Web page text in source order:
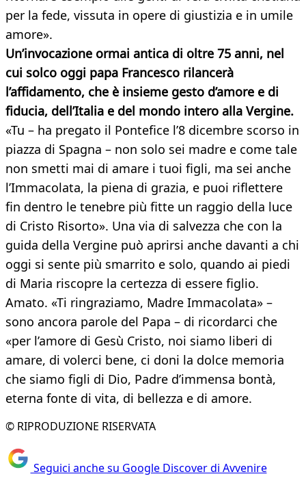
per la fede, vissuta in opere di giustizia e in umile
amore».
Un’invocazione ormai antica di oltre 75 anni, nel
cui solco oggi papa Francesco rilancerà
l’affidamento, che è insieme gesto d’amore e di
fiducia, dell’Italia e del mondo intero alla Vergine.
«Tu – ha pregato il Pontefice l’8 dicembre scorso in
piazza di Spagna – non solo sei madre e come tale
non smetti mai di amare i tuoi figli, ma sei anche
l’Immacolata, la piena di grazia, e puoi riflettere
fin dentro le tenebre più fitte un raggio della luce
di Cristo Risorto». Una via di salvezza che con la
guida della Vergine può aprirsi anche davanti a chi
oggi si sente più smarrito e solo, quando ai piedi
di Maria riscopre la certezza di essere figlio.
Amato. «Ti ringraziamo, Madre Immacolata» –
sono ancora parole del Papa – di ricordarci che
«per l’amore di Gesù Cristo, noi siamo liberi di
amare, di volerci bene, ci doni la dolce memoria
che siamo figli di Dio, Padre d’immensa bontà,
eterna fonte di vita, di bellezza e di amore.
© RIPRODUZIONE RISERVATA
Seguici anche su Google Discover di Avvenire